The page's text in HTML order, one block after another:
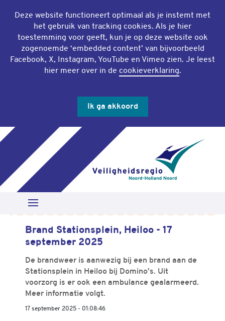
Deze website functioneert optimaal als je instemt met
het gebruik van tracking cookies. Als je hier
toestemming voor geeft, kun je op deze website ook
zogenoemde ‘embedded content’ van bijvoorbeeld
Facebook, X, Instagram, YouTube en Vimeo zien. Je leest
hier meer over in de cookieverklaring.
Ik ga akkoord
Open Menu
Zoeken
Brand Stationsplein, Heiloo - 17
september 2025
De brandweer is aanwezig bij een brand aan de
Stationsplein in Heiloo bij Domino's. Uit
voorzorg is er ook een ambulance gealarmeerd.
Meer informatie volgt.
17 september 2025 - 01:08:46